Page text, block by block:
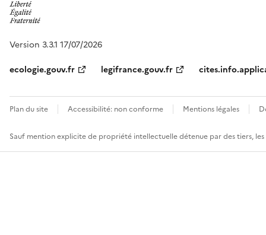
Version 3.3.1 17/07/2026
ecologie.gouv.fr
legifrance.gouv.fr
Plan du site Accessibilité: non conforme Mentions légales
Sauf mention explicite de propriété intellectuelle détenue par des tiers,